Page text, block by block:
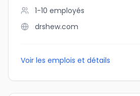
1-10 employés
drshew.com
Voir les emplois et détails